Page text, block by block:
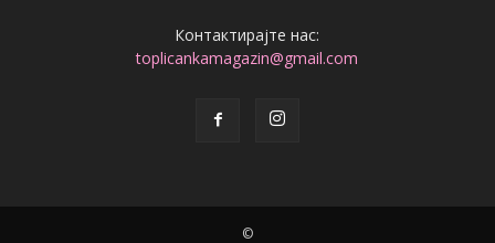
Контактирајте нас:
toplicankamagazin@gmail.com
©